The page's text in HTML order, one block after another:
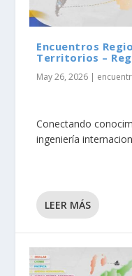
Encuentros
Territorios –
May 26, 2026 |
Conectando
ingeniería
LEER MÁS